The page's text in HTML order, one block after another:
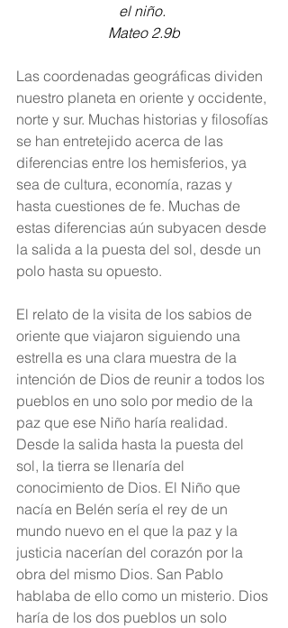
el niño.
Mateo 2.9b
Las coordenadas geográficas dividen
nuestro planeta en oriente y occidente,
norte y sur. Muchas historias y filosofías
se han entretejido acerca de las
diferencias entre los hemisferios, ya
sea de cultura, economía, razas y
hasta cuestiones de fe. Muchas de
estas diferencias aún subyacen desde
la salida a la puesta del sol, desde un
polo hasta su opuesto.
El relato de la visita de los sabios de
oriente que viajaron siguiendo una
estrella es una clara muestra de la
intención de Dios de reunir a todos los
pueblos en uno solo por medio de la
paz que ese Niño haría realidad.
Desde la salida hasta la puesta del
sol, la tierra se llenaría del
conocimiento de Dios. El Niño que
nacía en Belén sería el rey de un
mundo nuevo en el que la paz y la
justicia nacerían del corazón por la
obra del mismo Dios. San Pablo
hablaba de ello como un misterio. Dios
haría de los dos pueblos un solo